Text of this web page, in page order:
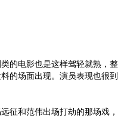
电影也是这样驾轻就熟，整
的场面出现。演员表现也很
和范伟出场打劫的那场戏，